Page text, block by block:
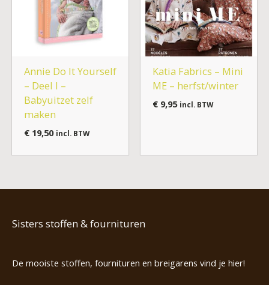
Annie Do It Yourself
– Deel I –
Babyuitzet zelf
maken
€19,50 incl. BTW
Katia Fabrics – Mini
ME – herfst/winter
€9,95 incl. BTW
Sisters stoffen & fournituren
De mooiste stoffen, fournituren en breigarens vind je hier!